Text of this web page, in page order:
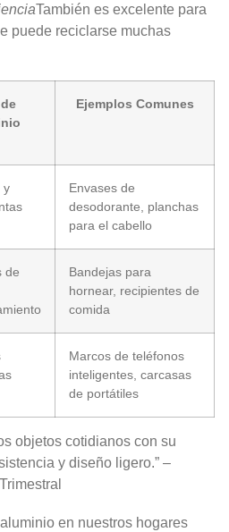
También es excelente para
puede reciclarse muchas
Ejemplos Comunes
y
Envases de
desodorante, planchas
para el cabello
de
Bandejas para
hornear, recipientes de
comida
Marcos de teléfonos
inteligentes, carcasas
de portátiles
objetos cotidianos con su
y diseño ligero.” –
en nuestros hogares